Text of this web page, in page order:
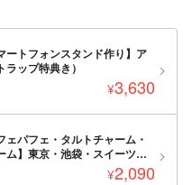
ートフォンスタンド作り】ア
ップ特典き）
¥3,630
ェパフェ・タルトチャーム・
ム】東京・池袋・スイーツサ
ュー限定！ストラップ特典付
¥2,090